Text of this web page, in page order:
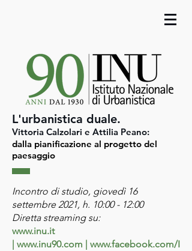
L'urbanistica duale.
Vittoria Calzolari e Attilia Peano:
dalla pianificazione al progetto del
paesaggio
Incontro di studio, giovedì 16
settembre 2021, h. 10:00 - 12:00
Diretta streaming su:
www.inu.it
| www.inu90.com | www.facebook.com/I